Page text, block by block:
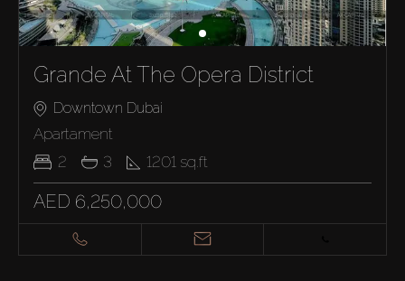
Grande At The Opera District
Downtown Dubai
Apartament
2
3 1201 sq.ft
AED 6,250,000